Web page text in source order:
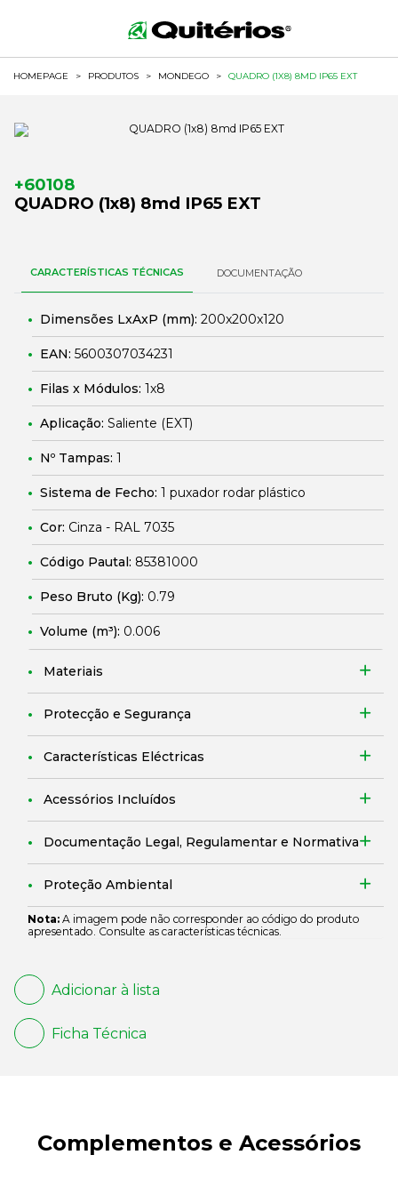
HOMEPAGE > PRODUTOS > MONDEGO > QUADRO (1X8) 8MD IP65 EXT
+60108
QUADRO (1x8) 8md IP65 EXT
CARACTERÍSTICAS TÉCNICAS DOCUMENTAÇÃO
Dimensões LxAxP (mm): 200x200x120
EAN: 5600307034231
Filas x Módulos: 1x8
Aplicação: Saliente (EXT)
Nº Tampas: 1
Sistema de Fecho: 1 puxador rodar plástico
Cor: Cinza - RAL 7035
Código Pautal: 85381000
Peso Bruto (Kg): 0.79
Volume (m³): 0.006
Materiais
Protecção e Segurança
Características Eléctricas
Acessórios Incluídos
Documentação Legal, Regulamentar e Normativa
Proteção Ambiental
Nota: A imagem pode não corresponder ao código do produto
apresentado. Consulte as características técnicas.
Adicionar à lista
Ficha Técnica
Complementos e Acessórios